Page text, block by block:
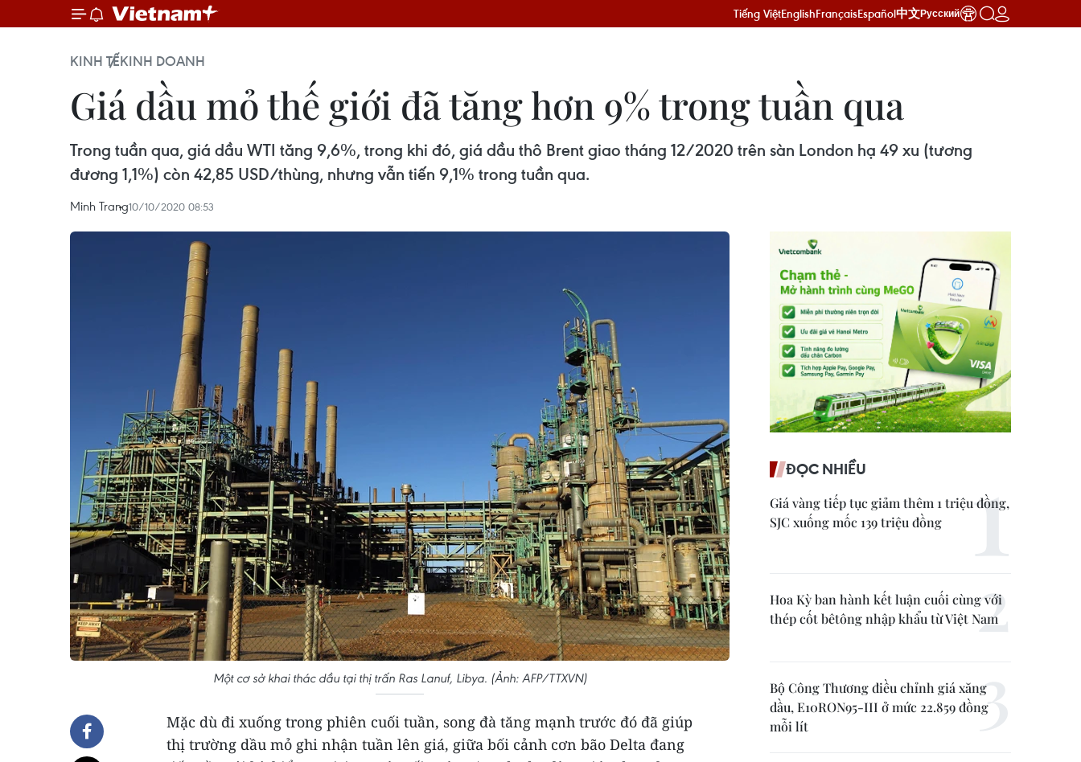
Tiếng ViệtEnglishFrançaisEspañol中文Русский
KINH TẾKINH DOANH
Giá dầu mỏ thế giới đã tăng hơn 9% trong tuần qua
Trong tuần qua, giá dầu WTI tăng 9,6%, trong khi đó, giá dầu thô Brent giao tháng 12/2020 trên sàn London hạ 49 xu (tương
đương 1,1%) còn 42,85 USD/thùng, nhưng vẫn tiến 9,1% trong tuần qua.
Minh Trang10/10/2020 08:53
Một cơ sở khai thác dầu tại thị trấn Ras Lanuf, Libya. (Ảnh: AFP/TTXVN)
Mặc dù đi xuống trong phiên cuối tuần, song đà tăng mạnh trước đó đã giúp
thị trường dầu mỏ ghi nhận tuần lên giá, giữa bối cảnh cơn bão Delta đang
ĐỌC NHIỀU
Giá vàng tiếp tục giảm thêm 1 triệu đồng,
SJC xuống mốc 139 triệu đồng
Hoa Kỳ ban hành kết luận cuối cùng với
thép cốt bêtông nhập khẩu từ Việt Nam
Bộ Công Thương điều chỉnh giá xăng
dầu, E10RON95-III ở mức 22.859 đồng
mỗi lít